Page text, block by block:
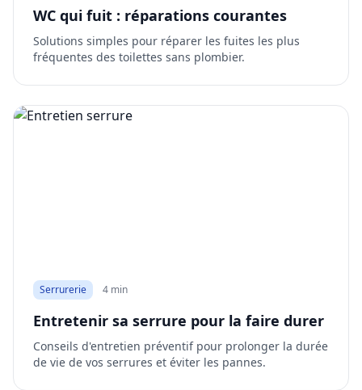
WC qui fuit : réparations courantes
Solutions simples pour réparer les fuites les plus
fréquentes des toilettes sans plombier.
Serrurerie 4 min
Entretenir sa serrure pour la faire durer
Conseils d'entretien préventif pour prolonger la durée
de vie de vos serrures et éviter les pannes.